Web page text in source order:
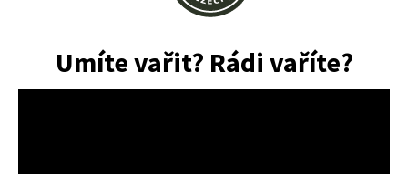
Umíte vařit? Rádi vaříte?